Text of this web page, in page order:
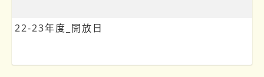
22-23年度_開放日